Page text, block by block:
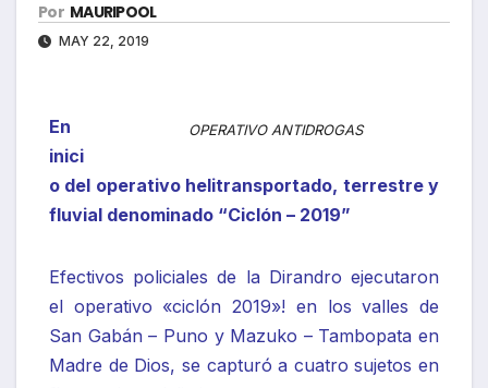
Por MAURIPOOL
MAY 22, 2019
OPERATIVO ANTIDROGAS
En
inici
o del operativo helitransportado, terrestre y
fluvial denominado “Ciclón – 2019”
Efectivos policiales de la Dirandro ejecutaron
el operativo «ciclón 2019»! en los valles de
San Gabán – Puno y Mazuko – Tambopata en
Madre de Dios, se capturó a cuatro sujetos en